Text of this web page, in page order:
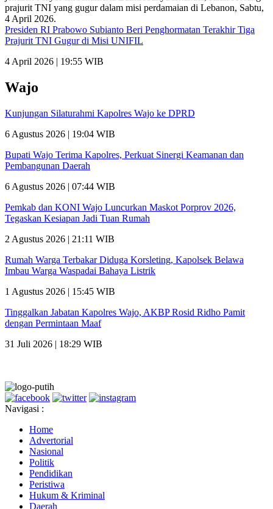
Presiden RI Prabowo Subianto Beri Penghormatan Terakhir Tiga
Prajurit TNI Gugur di Misi UNIFIL
4 April 2026 | 19:55 WIB
Wajo
Kunjungan Silaturahmi Kapolres Wajo ke DPRD
6 Agustus 2026 | 19:04 WIB
Bupati Wajo Terima Kapolres, Perkuat Sinergi Keamanan dan
Pembangunan Daerah
6 Agustus 2026 | 07:44 WIB
Pemkab dan KONI Wajo Luncurkan Maskot Porprov 2026,
Tegaskan Kesiapan Jadi Tuan Rumah
2 Agustus 2026 | 21:11 WIB
Rumah Warga Terbakar Diduga Korsleting, Kapolsek Belawa
Imbau Warga Waspadai Bahaya Listrik
1 Agustus 2026 | 15:45 WIB
Tinggalkan Jabatan Kapolres Wajo, AKBP Rosid Ridho Pamit
dengan Permintaan Maaf
31 Juli 2026 | 18:29 WIB
Navigasi :
Home
Advertorial
Nasional
Politik
Pendidikan
Peristiwa
Hukum & Kriminal
Daerah